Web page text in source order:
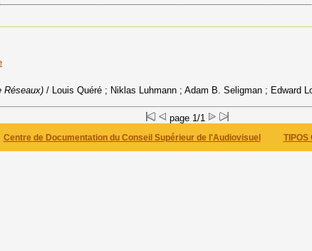
Réseaux) / Louis Quéré ; Niklas Luhmann ; Adam B. Seligman ; Edward
page 1/1
Centre de Documentation du Conseil Supérieur de l'Audiovisuel TIPOS